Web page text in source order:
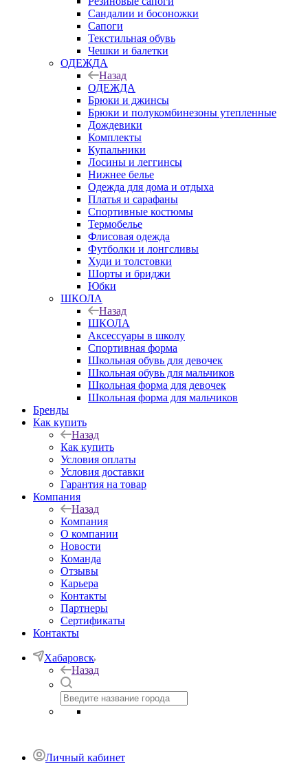
Сандалии и босоножки
Сапоги
Текстильная обувь
Чешки и балетки
ОДЕЖДА
Назад
ОДЕЖДА
Брюки и джинсы
Брюки и полукомбинезоны утепленные
Дождевики
Комплекты
Купальники
Лосины и леггинсы
Нижнее белье
Одежда для дома и отдыха
Платья и сарафаны
Спортивные костюмы
Термобелье
Флисовая одежда
Футболки и лонгсливы
Худи и толстовки
Шорты и бриджи
Юбки
ШКОЛА
Назад
ШКОЛА
Аксессуары в школу
Спортивная форма
Школьная обувь для девочек
Школьная обувь для мальчиков
Школьная форма для девочек
Школьная форма для мальчиков
Бренды
Как купить
Назад
Как купить
Условия оплаты
Условия доставки
Гарантия на товар
Компания
Назад
Компания
О компании
Новости
Команда
Отзывы
Карьера
Контакты
Партнеры
Сертификаты
Контакты
Хабаровск
Назад
Личный кабинет